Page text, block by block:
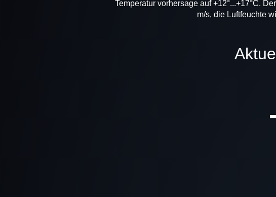
Temperatur vorhersage auf +12°...+17°C.
m/s, die Luftfeuchte